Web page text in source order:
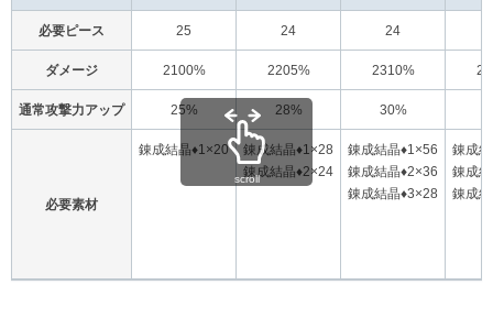
必要ピース 25 24 24
ダメージ 2100% 2205% 2310%
通常攻撃力アップ 25% 28% 30%
必要素材
錬成結晶♦1×20
錬成結晶♦1×28
錬成結晶♦2×24
錬成結晶♦1×56
錬成結晶♦2×36
錬成結晶♦3×28
錬成
錬成
錬成
scroll